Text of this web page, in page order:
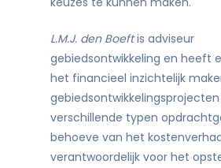
L.M.J. den Boeftis adviseur
gebiedsontwikkeling en heeft
het financieel inzichtelijk
gebiedsontwikkelingsprojecten
verschillende typen
behoeve van het
verantwoordelijk voor het